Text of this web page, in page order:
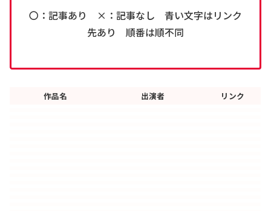
〇：記事あり ×：記事なし 青い文字はリンク
先あり 順番は順不同
作品名 出演者 リンク